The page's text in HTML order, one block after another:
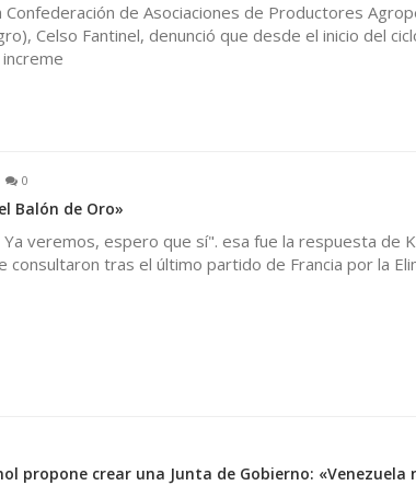
de Asociaciones de Productores
Celso Fantinel, denunció que desde el inicio del
0
Balón de Oro»
Ya veremos, espero que sí". esa fue la respuesta de
consultaron tras el último partido de Francia por la
propone crear una Junta de Gobierno: «Venezuela